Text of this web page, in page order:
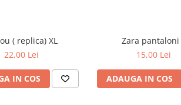
Tricou ( replica) XL
22,00 Lei
IN COS
15,00 Lei
ADAUGA IN COS